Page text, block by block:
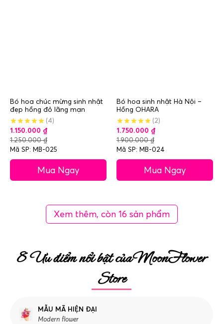
Bó hoa chúc mừng sinh nhật
đẹp hồng đỏ lãng mạn
(4)
1.150.000 ₫
1.250.000₫
Mã SP: MB-025
Mua Ngay
Bó hoa sinh nhật Hà Nội –
Hồng OHARA
(2)
1.750.000 ₫
1.900.000₫
Mã SP: MB-024
Mua Ngay
Xem thêm, còn 16 sản phẩm
8 Ưu điểm nổi bật của MoonFlower
Store
MẪU MÃ HIỆN ĐẠI
Modern flower